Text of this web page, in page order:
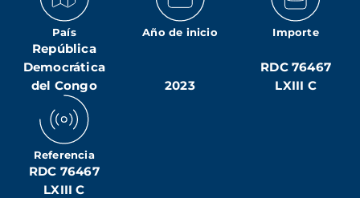
País
República
Democrática
del Congo
Año de inicio
2023
Importe
RDC 76467
LXIII C
Referencia
RDC 76467
LXIII C